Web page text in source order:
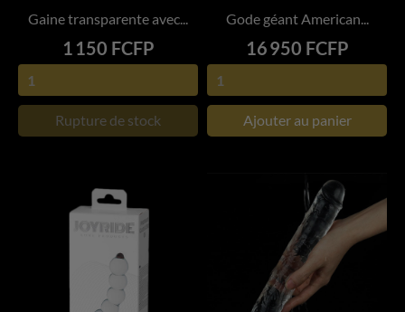
Gaine transparente avec...
Prix
1 150 FCFP
Rupture de stock
Gode géant American...
Prix
16 950 FCFP
Ajouter au panier